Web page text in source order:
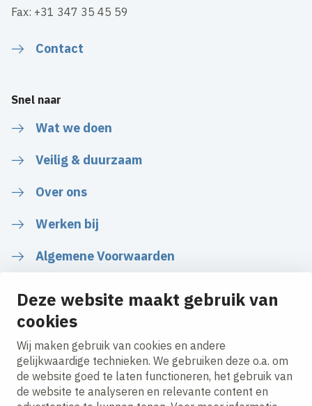
Deze website maakt gebruik van
cookies
Wij maken gebruik van cookies en andere
gelijkwaardige technieken. We gebruiken deze o.a. om
de website goed te laten functioneren, het gebruik van
de website te analyseren en relevante content en
Fax: +31 347 35 45 59
Contact
Snel naar
Wat we doen
Veilig & duurzaam
Over ons
Werken bij
Algemene Voorwaarden
LinkedInInstagramFacebookYouTube